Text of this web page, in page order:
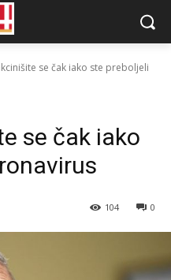
se čak iako ste preboljeli
se čak iako
0
104